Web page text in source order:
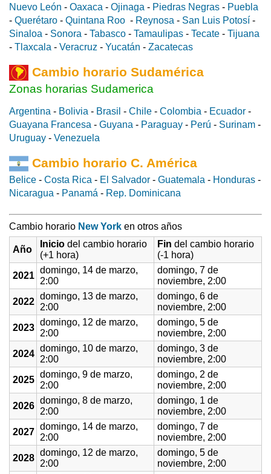
Nuevo León - Oaxaca - Ojinaga - Piedras Negras - Puebla
- Querétaro - Quintana Roo - Reynosa - San Luis Potosí -
Sinaloa - Sonora - Tabasco - Tamaulipas - Tecate - Tijuana
- Tlaxcala - Veracruz - Yucatán - Zacatecas
Cambio horario Sudamérica
Zonas horarias Sudamerica
Argentina - Bolivia - Brasil - Chile - Colombia - Ecuador -
Guayana Francesa - Guyana - Paraguay - Perú - Surinam -
Uruguay - Venezuela
Cambio horario C. América
Belice - Costa Rica - El Salvador - Guatemala - Honduras -
Nicaragua - Panamá - Rep. Dominicana
Cambio horario New York en otros años
Año
Inicio del cambio horario
(+1 hora)
Fin del cambio horario
(-1 hora)
2021
domingo, 14 de marzo,
2:00
domingo, 7 de
noviembre, 2:00
2022
domingo, 13 de marzo,
2:00
domingo, 6 de
noviembre, 2:00
2023
domingo, 12 de marzo,
2:00
domingo, 5 de
noviembre, 2:00
2024
domingo, 10 de marzo,
2:00
domingo, 3 de
noviembre, 2:00
2025
domingo, 9 de marzo,
2:00
domingo, 2 de
noviembre, 2:00
2026
domingo, 8 de marzo,
2:00
domingo, 1 de
noviembre, 2:00
2027
domingo, 14 de marzo,
2:00
domingo, 7 de
noviembre, 2:00
2028
domingo, 12 de marzo,
2:00
domingo, 5 de
noviembre, 2:00